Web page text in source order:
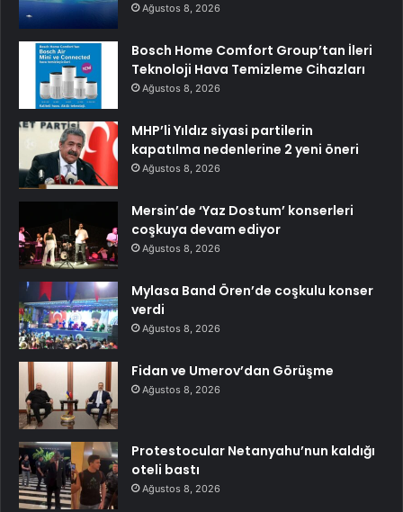
Ağustos 8, 2026
Bosch Home Comfort Group’tan İleri
Teknoloji Hava Temizleme Cihazları
Ağustos 8, 2026
MHP’li Yıldız siyasi partilerin
kapatılma nedenlerine 2 yeni öneri
Ağustos 8, 2026
Mersin’de ‘Yaz Dostum’ konserleri
coşkuya devam ediyor
Ağustos 8, 2026
Mylasa Band Ören’de coşkulu konser
verdi
Ağustos 8, 2026
Fidan ve Umerov’dan Görüşme
Ağustos 8, 2026
Protestocular Netanyahu’nun kaldığı
oteli bastı
Ağustos 8, 2026